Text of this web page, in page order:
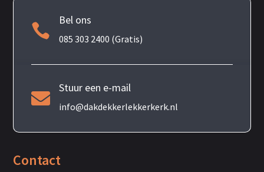

Bel ons
085 303 2400 (Gratis)

Stuur een e-mail
info@dakdekkerlekkerkerk.nl
Contact